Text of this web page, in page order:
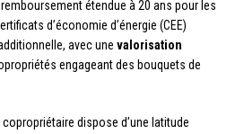
étendue à 20 ans pour les
d’économie d’énergie (CEE)
avec une valorisation
engageant des bouquets de
dispose d’une latitude